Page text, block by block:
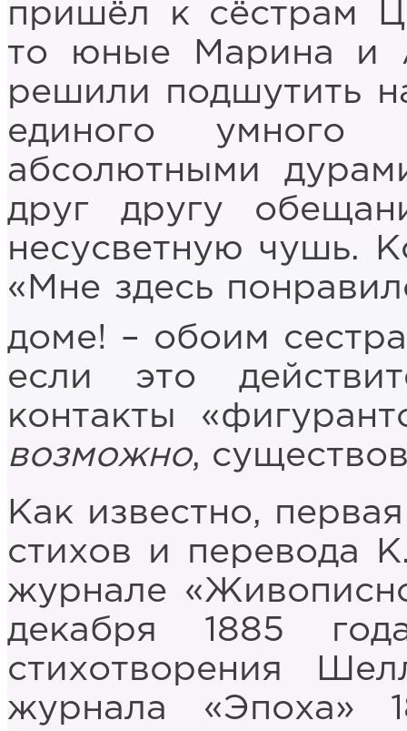
пришёл к сёстрам
то юные Марина и
решили подшутить
единого умного
абсолютными
друг другу
несусветную чушь.
«Мне здесь
доме! – обоим
если это
контакты
возможно,
Как известно,
стихов и перевода
журнале
декабря 1885
стихотворения
журнала «Эпоха»